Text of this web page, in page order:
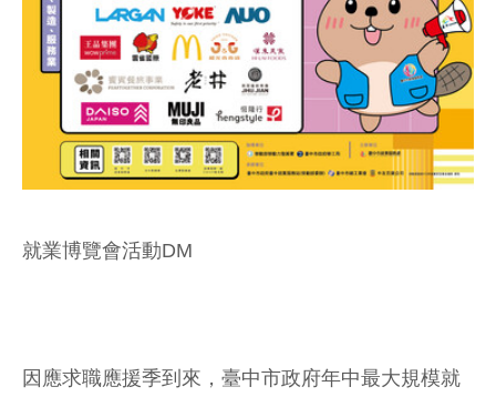
就業博覽會活動DM
因應求職應援季到來，臺中市政府年中最大規模就